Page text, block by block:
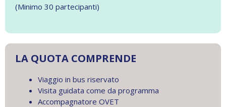
(Minimo 30 partecipanti)
LA QUOTA COMPRENDE
Viaggio in bus riservato
Visita guidata come da programma
Accompagnatore OVET